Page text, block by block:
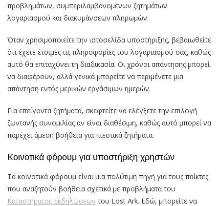
προβλημάτων, συμπεριλαμβανομένων ζητημάτων
λογαριασμού και διακυμάνσεων πληρωμών.
Όταν χρησιμοποιείτε την ιστοσελίδα υποστήριξης, βεβαιωθείτε
ότι έχετε έτοιμες τις πληροφορίες του λογαριασμού σας, καθώς
αυτό θα επιταχύνει τη διαδικασία. Οι χρόνοι απάντησης μπορεί
να διαφέρουν, αλλά γενικά μπορείτε να περιμένετε μια
απάντηση εντός μερικών εργάσιμων ημερών.
Για επείγοντα ζητήματα, σκεφτείτε να ελέγξετε την επιλογή
ζωντανής συνομιλίας αν είναι διαθέσιμη, καθώς αυτό μπορεί να
παρέχει άμεση βοήθεια για πιεστικά ζητήματα.
Κοινοτικά φόρουμ για υποστήριξη χρηστών
Τα κοινοτικά φόρουμ είναι μια πολύτιμη πηγή για τους παίκτες
που αναζητούν βοήθεια σχετικά με προβλήματα του
Καταστήματος Εκδηλώσεων του Lost Ark. Εδώ, μπορείτε να